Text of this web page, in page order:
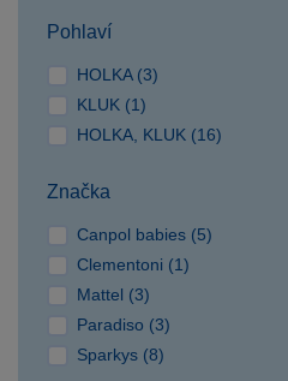
Budějovice NC Géčko
SPEKTRUM
SPARKYS Cheb
SPARKYS Hradec
SPARKYS Jihlava
CITYPARK
SPARKYS Jindřichův
Hradec
SPARKYS Karlovy Vary
SPARKYS Klatovy
Pohlaví
HOLKA (3)
KLUK (1)
HOLKA, KLUK (16)
Značka
Canpol babies (5)
Clementoni (1)
Mattel (3)
Paradiso (3)
Sparkys (8)